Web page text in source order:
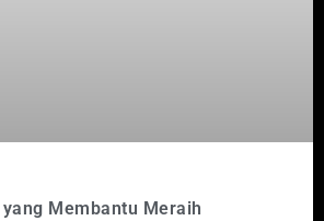
Membantu Meraih